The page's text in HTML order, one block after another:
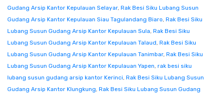
Gudang Arsip Kantor Kepulauan Selayar, Rak Besi Siku Lubang Susun
Gudang Arsip Kantor Kepulauan Siau Tagulandang Biaro, Rak Besi Siku
Lubang Susun Gudang Arsip Kantor Kepulauan Sula, Rak Besi Siku
Lubang Susun Gudang Arsip Kantor Kepulauan Talaud, Rak Besi Siku
Lubang Susun Gudang Arsip Kantor Kepulauan Tanimbar, Rak Besi Siku
Lubang Susun Gudang Arsip Kantor Kepulauan Yapen, rak besi siku
lubang susun gudang arsip kantor Kerinci, Rak Besi Siku Lubang Susun
Gudang Arsip Kantor Klungkung, Rak Besi Siku Lubang Susun Gudang